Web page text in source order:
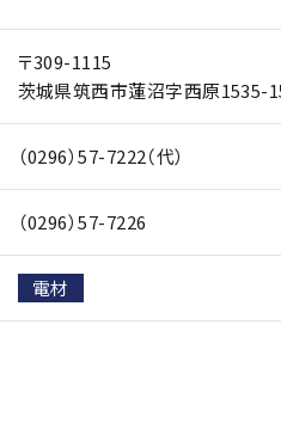
〒309-1115
茨城県筑西市蓮沼字西原1535-
（0296）57-7222（代）
（0296）57-7226
電材